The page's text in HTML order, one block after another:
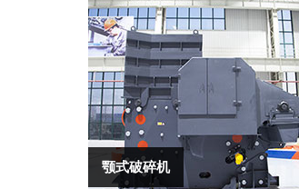
颚式破碎机